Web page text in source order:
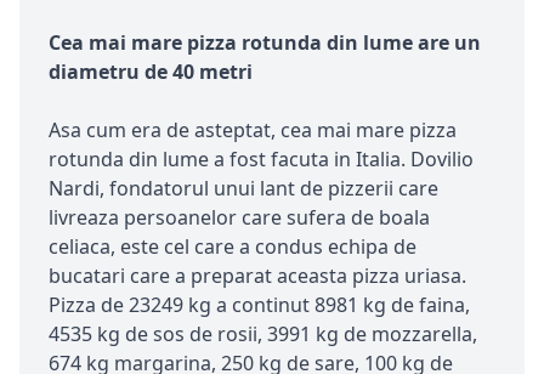
Cea mai mare pizza rotunda din lume are un
diametru de 40 metri
Asa cum era de asteptat, cea mai mare pizza
rotunda din lume a fost facuta in Italia. Dovilio
Nardi, fondatorul unui lant de pizzerii care
livreaza persoanelor care sufera de boala
celiaca, este cel care a condus echipa de
bucatari care a preparat aceasta pizza uriasa.
Pizza de 23249 kg a continut 8981 kg de faina,
4535 kg de sos de rosii, 3991 kg de mozzarella,
674 kg margarina, 250 kg de sare, 100 kg de